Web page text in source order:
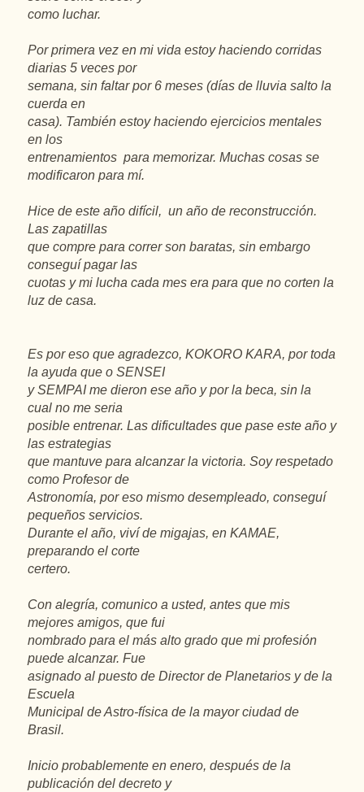
como luchar.
Por primera vez en mi vida estoy haciendo corridas
diarias 5 veces por
semana, sin faltar por 6 meses (días de lluvia salto la
cuerda en
casa). También estoy haciendo ejercicios mentales
en los
entrenamientos para memorizar. Muchas cosas se
modificaron para mí.
Hice de este año difícil, un año de reconstrucción.
Las zapatillas
que compre para correr son baratas, sin embargo
conseguí pagar las
cuotas y mi lucha cada mes era para que no corten la
luz de casa.
Es por eso que agradezco, KOKORO KARA, por toda
la ayuda que o SENSEI
y SEMPAI me dieron ese año y por la beca, sin la
cual no me seria
posible entrenar. Las dificultades que pase este año y
las estrategias
que mantuve para alcanzar la victoria. Soy respetado
como Profesor de
Astronomía, por eso mismo desempleado, conseguí
pequeños servicios.
Durante el año, viví de migajas, en KAMAE,
preparando el corte
certero.
Con alegría, comunico a usted, antes que mis
mejores amigos, que fui
nombrado para el más alto grado que mi profesión
puede alcanzar. Fue
asignado al puesto de Director de Planetarios y de la
Escuela
Municipal de Astro-física de la mayor ciudad de
Brasil.
Inicio probablemente en enero, después de la
publicación del decreto y